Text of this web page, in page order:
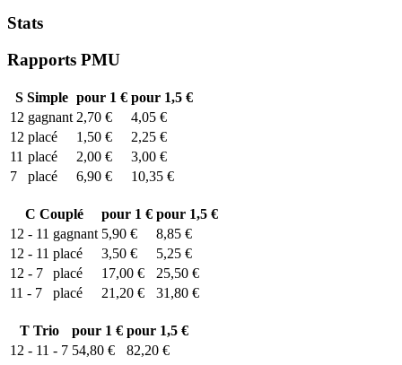
Stats
Rapports PMU
SSimple pour 1 € pour 1,5 €
12 gagnant 2,70 €
4,05 €
12 placé 1,50 €
2,25 €
11 placé 2,00 €
3,00 €
7
placé 6,90 € 10,35 €
C Couplé pour 1 € pour 1,5 €
12 - 11 gagnant 5,90 €
8,85 €
12 - 11 placé 3,50 €
5,25 €
12 - 7
placé 17,00 €
25,50 €
11 - 7
placé 21,20 € 31,80 €
TTrio pour 1 € pour 1,5 €
12 - 11 - 7 54,80 € 82,20 €